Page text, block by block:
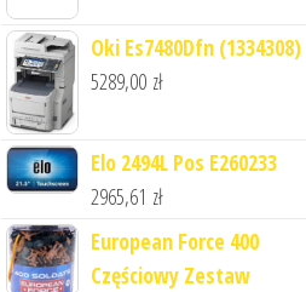
Oki Es7480Dfn (1334308)
5289,00 zł
Elo 2494L Pos E260233
2965,61 zł
European Force 400
Częściowy Zestaw